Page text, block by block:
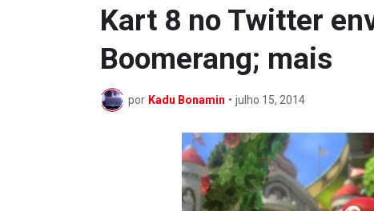
Kart 8 no Twitter
Boomerang; mais
por Kadu Bonamin • julho 15, 2014